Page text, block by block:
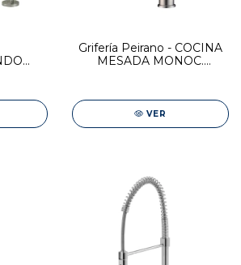
Grifería Peirano - COCINA
MESADA MONOC.
VER